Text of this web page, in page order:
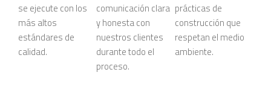
se ejecute con los
más altos
estándares de
calidad.
comunicación clara
y honesta con
nuestros clientes
durante todo el
proceso.
prácticas de
construcción que
respetan el medio
ambiente.